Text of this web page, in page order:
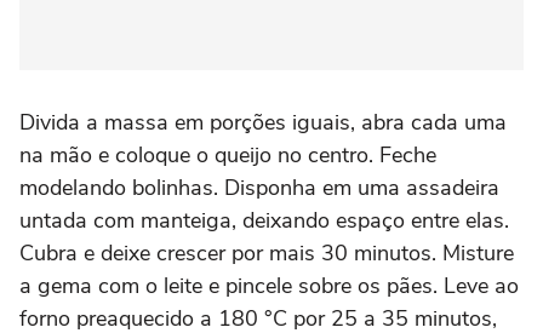
Divida a massa em porções iguais, abra cada uma
na mão e coloque o queijo no centro. Feche
modelando bolinhas. Disponha em uma assadeira
untada com manteiga, deixando espaço entre elas.
Cubra e deixe crescer por mais 30 minutos. Misture
a gema com o leite e pincele sobre os pães. Leve ao
forno preaquecido a 180 °C por 25 a 35 minutos,